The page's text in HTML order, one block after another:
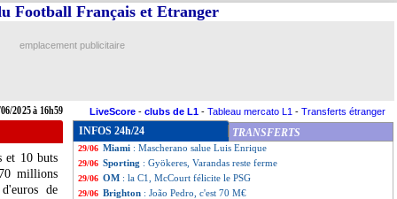
2025 à 16h59
Football Français et Etranger
emplacement publicitaire
LiveScore - clubs de L1 - Tableau mercato L1 - Transferts étranger
et 10 buts
millions
de
INFOS 24h/24 TRANSFERTS
29/06 CdM Clubs : le Qatar vise l'édition 2029
29/06 Arsenal
29/06 VIDEO : João Neves lance le PSG !
29/06 Atletico: Reinildo vers Sunderland ?
29/06 Miami : Mascherano salue Luis Enrique
29/06 Sporting : Gyökeres, Varandas reste ferme
29/06 OM : la C1, McCourt félicite le PSG
29/06 Brighton : João Pedro, c'est 70 M€